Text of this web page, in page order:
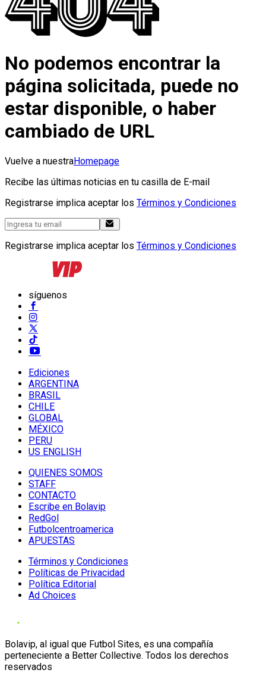
No podemos encontrar la
página solicitada, puede no
estar disponible, o haber
cambiado de URL
Vuelve a nuestraHomepage
Recibe las últimas noticias en tu casilla de E-mail
Registrarse implica aceptar los Términos y Condiciones
Registrarse implica aceptar los Términos y Condiciones
síguenos
Ediciones
ARGENTINA
BRASIL
CHILE
GLOBAL
MÉXICO
PERU
US ENGLISH
QUIENES SOMOS
STAFF
CONTACTO
Escribe en Bolavip
RedGol
Futbolcentroamerica
APUESTAS
Términos y Condiciones
Políticas de Privacidad
Política Editorial
Ad Choices
Bolavip, al igual que Futbol Sites, es una compañía
perteneciente a Better Collective. Todos los derechos
reservados